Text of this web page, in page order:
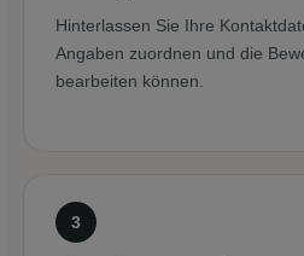
Hinterlassen Sie Ihre
Angaben zuordnen und die
bearbeiten können.